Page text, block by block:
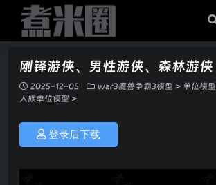
刚铎游侠、男性游侠、森林游侠
2025-12-05 war3魔兽争霸3模型 > 单位模型
人族单位模型 >
登录后下载